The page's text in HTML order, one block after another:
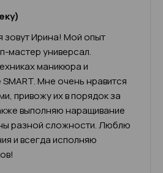
зовут Ирина! Мой опыт
мастер универсал.
маникюра и
Мне очень нравится
привожу их в порядок за
выполняю наращивание
разной сложности. Люблю
и всегда исполняю